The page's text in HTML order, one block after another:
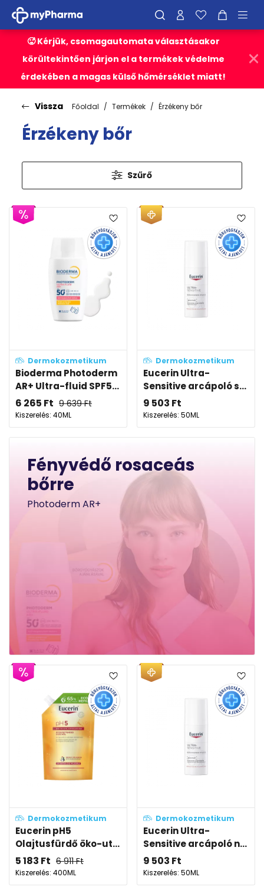
🥵 Kérjük, csomagautomata választásakor
körültekintően járjon el a termékek védelme
érdekében a magas külső hőmérséklet miatt!
Vissza Főoldal Termékek Érzékeny bőr
Érzékeny bőr
Szűrő
Dermokozmetikum
Bioderma Photoderm
AR+ Ultra-fluid SPF5...
6 265 Ft 9 639Ft
Kiszerelés: 40ML
Dermokozmetikum
Eucerin Ultra-
Sensitive arcápoló s...
9 503 Ft
Kiszerelés: 50ML
Fényvédő rosaceás
bőrre
Photoderm AR+
Dermokozmetikum
Eucerin pH5
Olajtusfürdő öko-ut...
5 183 Ft 6 911Ft
Kiszerelés: 400ML
Dermokozmetikum
Eucerin Ultra-
Sensitive arcápoló n...
9 503 Ft
Kiszerelés: 50ML